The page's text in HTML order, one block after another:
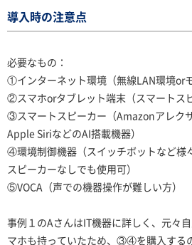
導入時の注意点
必要なもの：
①インターネット環境（無線LAN環境or
②スマホorタブレット端末（スマートス
③スマートスピーカー（Amazonアレク
Apple SiriなどのAI搭載機器）
④環境制御機器（スイッチボットなど様
スピーカーなしでも使用可）
⑤VOCA（声での機器操作が難しい方）
事例１のAさんはIT機器に詳しく、元々
マホも持っていたため、③④を購入する